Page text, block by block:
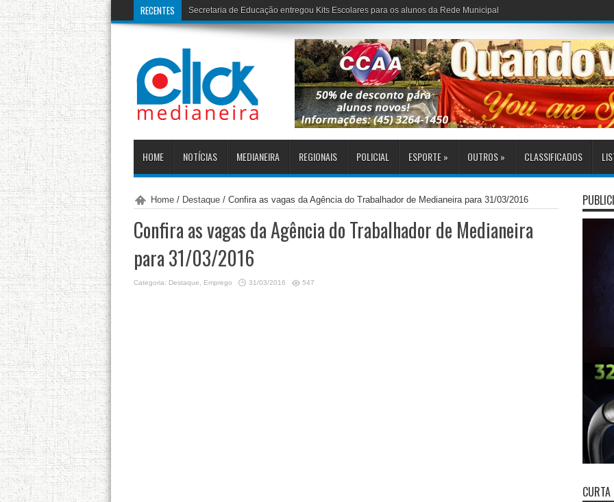
RECENTES Dilma: governo
HOME NOTÍCIAS MEDIANEIRA REGIONAIS POLICIAL ESPORTE » OUTROS » CLASSIFICADOS
Home/ Destaque/ Confira as vagas da Agência do Trabalhador de Medianeira para 31/03/2016
Confira as vagas da Agência do Trabalhador de Medianeira
para 31/03/2016
Categoria: Destaque Emprego 31/03/2016 547